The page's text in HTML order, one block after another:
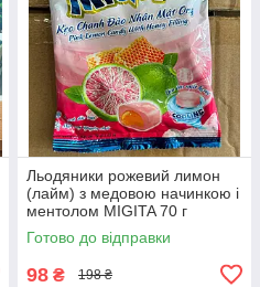
Льодяники рожевий лимон
(лайм) з медовою начинкою і
ментолом MIGITA 70 г
(В'єтнам)
Готово до відправки
98 ₴ 198 ₴